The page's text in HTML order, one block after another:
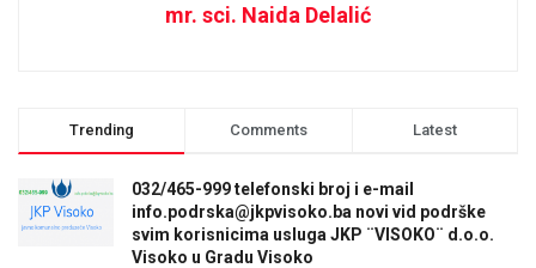
mr. sci. Naida Delalić
Trending Comments Latest
032/465-999 telefonski broj i e-mail
info.podrska@jkpvisoko.ba novi vid podrške
svim korisnicima usluga JKP ¨VISOKO¨ d.o.o.
Visoko u Gradu Visoko